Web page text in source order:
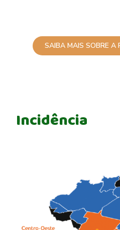
SAIBA MAIS SOBRE A
Incidência